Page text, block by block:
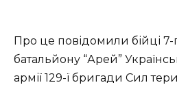
Про це повідомили бійці
батальйону “Арей”
армії 129-ї бригади Сил